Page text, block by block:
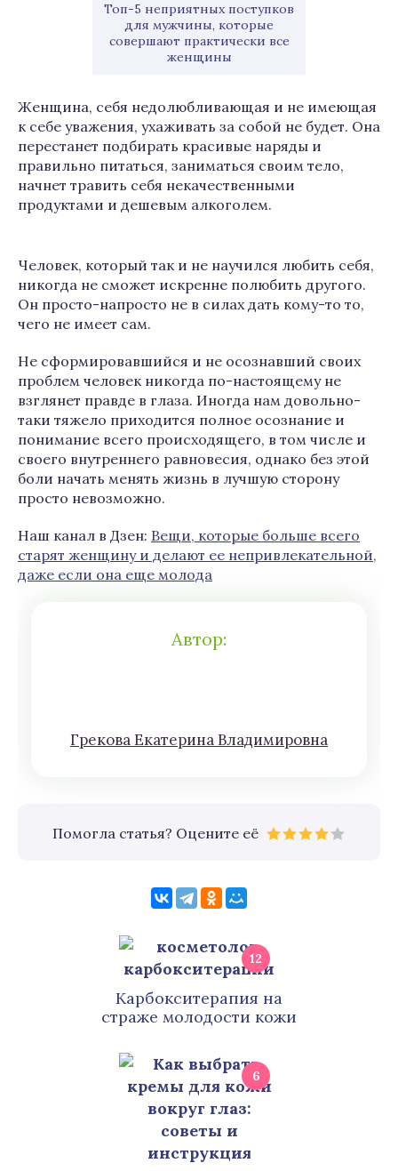
Топ-5 неприятных поступков
для мужчины, которые
совершают практически все
женщины
Женщина, себя недолюбливающая и не имеющая
к себе уважения, ухаживать за собой не будет. Она
перестанет подбирать красивые наряды и
правильно питаться, заниматься своим тело,
начнет травить себя некачественными
продуктами и дешевым алкоголем.
Человек, который так и не научился любить себя,
никогда не сможет искренне полюбить другого.
Он просто-напросто не в силах дать кому-то то,
чего не имеет сам.
Не сформировавшийся и не осознавший своих
проблем человек никогда по-настоящему не
взглянет правде в глаза. Иногда нам довольно-
таки тяжело приходится полное осознание и
понимание всего происходящего, в том числе и
своего внутреннего равновесия, однако без этой
боли начать менять жизнь в лучшую сторону
просто невозможно.
Наш канал в Дзен: Вещи, которые больше всего
старят женщину и делают ее непривлекательной,
даже если она еще молода
Автор:
Грeкoва Eкатeринa Влaдимирoвна
Помогла статья? Оцените её
12
Карбокситерапия на
страже молодости кожи
6